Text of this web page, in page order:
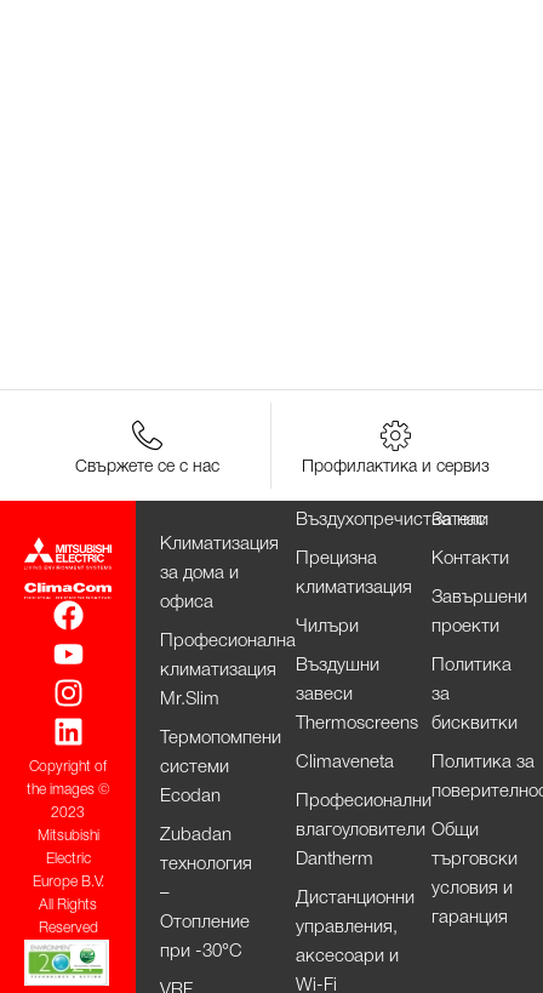
Свържете се с нас Профилактика и сервиз
Copyright of
the images ©
2023
Mitsubishi
Electric
Europe B.V.
All Rights
Reserved
Климатизация
за дома и
офиса
Професионална
климатизация
Mr.Slim
Термопомпени
системи
Ecodan
Zubadan
технология
–
Отопление
при -30°С
Въздухопречистватели
Прецизна
климатизация
Чилъри
Въздушни
завеси
Thermoscreens
Climaveneta
Професионални
влагоуловители
Dantherm
Дистанционни
управления,
аксесоари и
Wi-Fi
За нас
Контакти
Завършени
проекти
Политика
за
бисквитки
Политика за
Общи
търговски
условия и
гаранция